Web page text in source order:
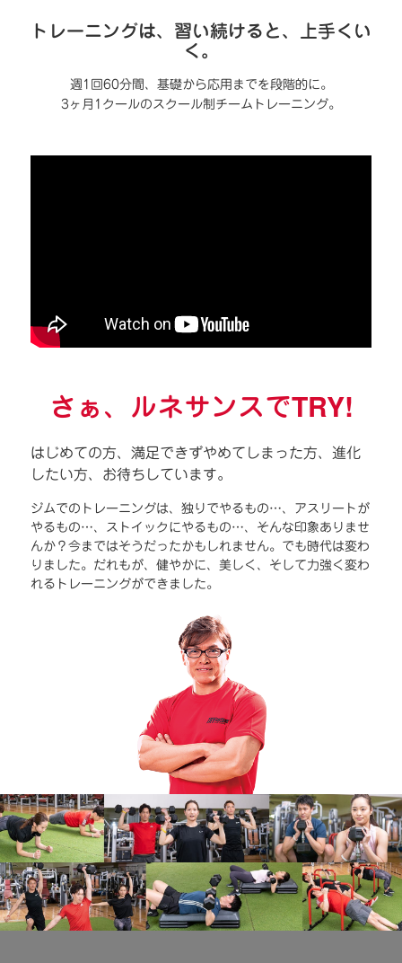
トレーニングは、習い続けると、上手くい
く。
週1回60分間、基礎から応用までを段階的に。
3ヶ月1クールのスクール制チームトレーニング。
さぁ、ルネサンスでTRY!
はじめての方、満足できずやめてしまった方、進化
したい方、お待ちしています。
ジムでのトレーニングは、独りでやるもの…、アスリートが
やるもの…、ストイックにやるもの…、そんな印象ありませ
んか？今まではそうだったかもしれません。でも時代は変わ
りました。だれもが、健やかに、美しく、そして力強く変わ
れるトレーニングができました。